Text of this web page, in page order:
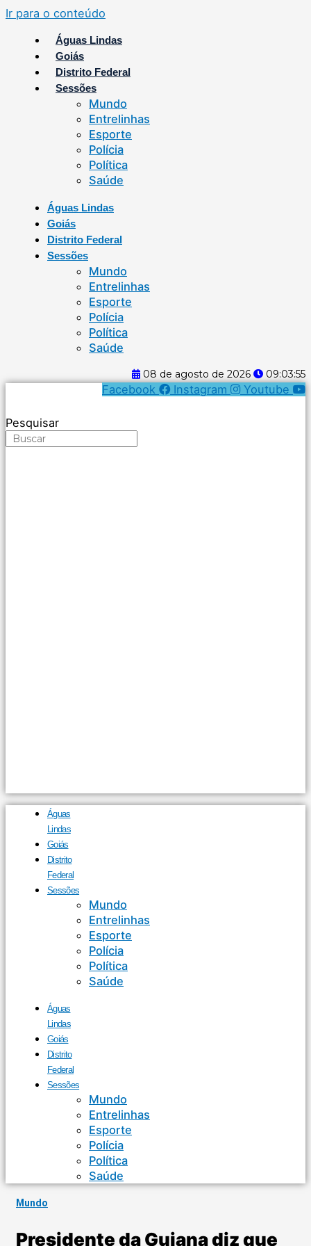
Ir para o conteúdo
Águas Lindas
Goiás
Distrito Federal
Sessões
Mundo
Entrelinhas
Esporte
Polícia
Política
Saúde
Águas Lindas
Goiás
Distrito Federal
Sessões
Mundo
Entrelinhas
Esporte
Polícia
Política
Saúde
08 de agosto de 2026 09:03:55
Facebook Instagram Youtube
Pesquisar
Águas
Lindas
Goiás
Distrito
Federal
Sessões
Mundo
Entrelinhas
Esporte
Polícia
Política
Saúde
Águas
Lindas
Goiás
Distrito
Federal
Sessões
Mundo
Entrelinhas
Esporte
Polícia
Política
Saúde
Mundo
Presidente da Guiana diz que